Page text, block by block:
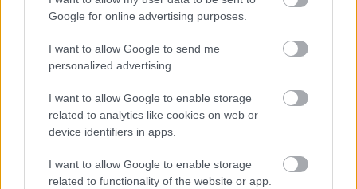
Google for online advertising purposes.
I want to allow Google to send me
personalized advertising.
I want to allow Google to enable storage
related to analytics like cookies on web or
device identifiers in apps.
I want to allow Google to enable storage
related to functionality of the website or app.
annyit megtettem, hogy alul voltak a folyadékok,
felül a szilárdabbak, de ez volt minden. Mikor kész
volt a hűtőbe tettem 3 órára, (a második adagot 2
napra). Ritánál van gép nélküli részletes itiner az
elkészítéshez.
A hideg tésztát egy deszkán kinyújtottam
4mmvastagra, és 5x5cm-es négyzeteket vágtam, A
közepére tettem a szilvalekvárt, és két szemközti
tésztasarkot a lekvár fölött összecsippentettem,
végül tojással lekentem. Forró, 211C-ra előmelegített